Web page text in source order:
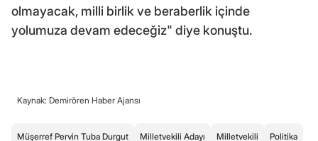
olmayacak, milli birlik ve beraberlik içinde
yolumuza devam edeceğiz" diye konuştu.
Kaynak: Demirören Haber Ajansı
Müşerref Pervin Tuba Durgut Milletvekili Adayı Milletvekili Politika